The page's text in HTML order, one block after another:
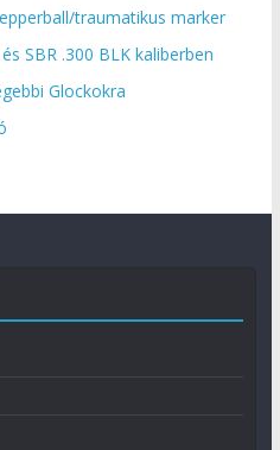
traumatikus marker
SBR .300 BLK kaliberben
Glockokra